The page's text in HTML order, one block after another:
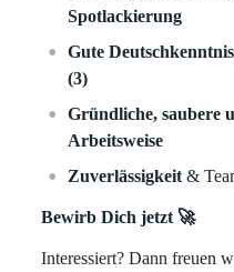
Spotlackierung
Gute
(3)
Gründliche, saubere
Arbeitsweise
Zuverlässigkeit &
Bewirb Dich jetzt 🚀
Interessiert? Dann freuen